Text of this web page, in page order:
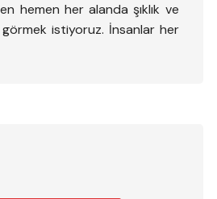
hemen her alanda şıklık ve
istiyoruz. İnsanlar her